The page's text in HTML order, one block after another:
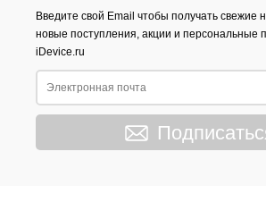
Введите свой Email чтобы получать свежие
новые поступления, акции и персональные
iDevice.ru